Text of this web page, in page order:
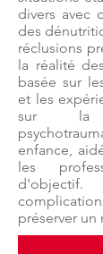
divers avec
des
réclusions
la réalité
basée sur
et les
sur la
enfance,
les
préserver un